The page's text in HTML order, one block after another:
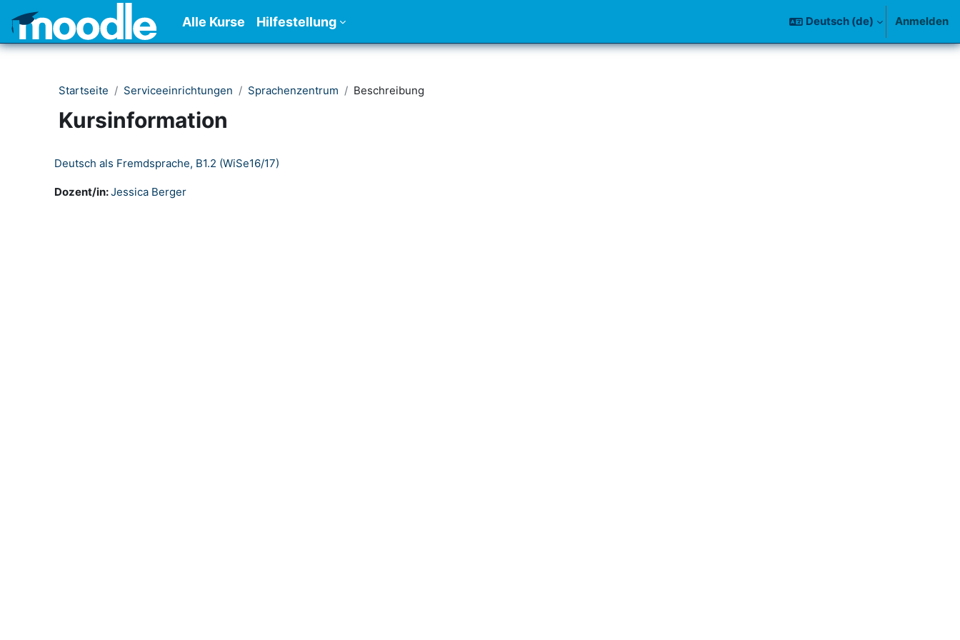
Alle Kurse Hilfestellung Deutsch ‎(de)‎ Anmelden
Startseite Serviceeinrichtungen Sprachenzentrum Beschreibung
Kursinformation
Deutsch als Fremdsprache, B1.2 (WiSe16/17)
Dozent/in:Jessica Berger